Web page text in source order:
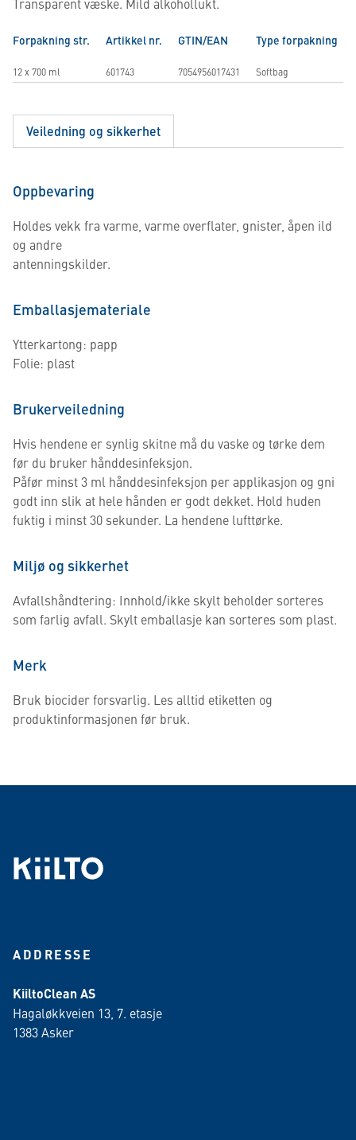
Forpakning str. Artikkel nr. GTIN/EAN Type forpakning
12 x 700 ml 601743 7054956017431 Softbag
Veiledning og sikkerhet
Oppbevaring
Holdes vekk fra varme, varme overflater, gnister, åpen ild
og andre
antenningskilder.
Emballasjemateriale
Ytterkartong: papp
Folie: plast
Brukerveiledning
Hvis hendene er synlig skitne må du vaske og tørke dem
før du bruker hånddesinfeksjon.
Påfør minst 3 ml hånddesinfeksjon per applikasjon og gni
godt inn slik at hele hånden er godt dekket. Hold huden
fuktig i minst 30 sekunder. La hendene lufttørke.
Miljø og sikkerhet
Avfallshåndtering: Innhold/ikke skylt beholder sorteres
som farlig avfall. Skylt emballasje kan sorteres som plast.
Merk
Bruk biocider forsvarlig. Les alltid etiketten og
produktinformasjonen før bruk.
ADDRESSE
KiiltoClean AS
Hagaløkkveien 13, 7. etasje
1383 Asker